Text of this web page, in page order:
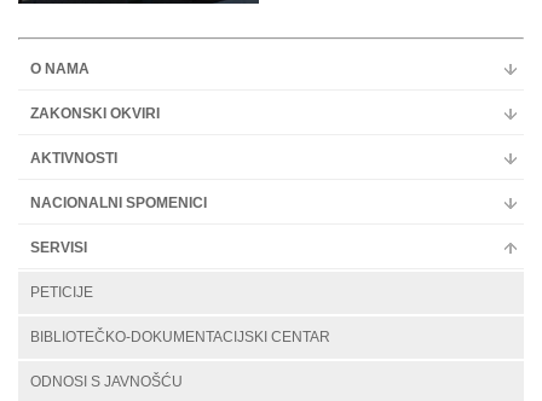
O NAMA
ZAKONSKI OKVIRI
AKTIVNOSTI
NACIONALNI SPOMENICI
SERVISI
PETICIJE
BIBLIOTEČKO-DOKUMENTACIJSKI CENTAR
ODNOSI S JAVNOŠĆU